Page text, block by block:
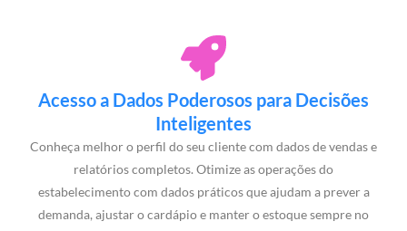
Acesso a Dados Poderosos para Decisões
Inteligentes
Conheça melhor o perfil do seu cliente com dados de vendas e
relatórios completos. Otimize as operações do
estabelecimento com dados práticos que ajudam a prever a
demanda, ajustar o cardápio e manter o estoque sempre no